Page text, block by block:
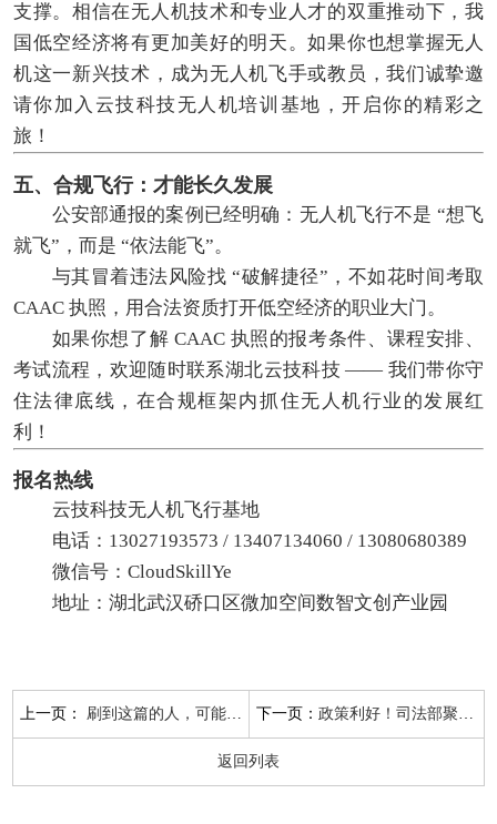
支撑。相信在无人机技术和专业人才的双重推动下，我
国低空经济将有更加美好的明天。如果你也想掌握无人
机这一新兴技术，成为无人机飞手或教员，我们诚挚邀
请你加入云技科技无人机培训基地，开启你的精彩之
旅！
五、合规飞行：才能长久发展
公安部通报的案例已经明确：无人机飞行不是 “想飞
就飞”，而是 “依法能飞”。
与其冒着违法风险找 “破解捷径”，不如花时间考取
CAAC 执照，用合法资质打开低空经济的职业大门。
如果你想了解 CAAC 执照的报考条件、课程安排、
考试流程，欢迎随时联系湖北云技科技 —— 我们带你守
住法律底线，在合规框架内抓住无人机行业的发展红
利！
报名热线
云技科技无人机飞行基地
电话：13027193573 / 13407134060 / 13080680389
微信号：CloudSkillYe
地址：湖北武汉硚口区微加空间数智文创产业园
上一页： 刷到这篇的人，可能要改写职业轨迹了！ 下一页： 政策利好！司法部聚焦低空经济立法，无人机行业合规发展正当时
返回列表